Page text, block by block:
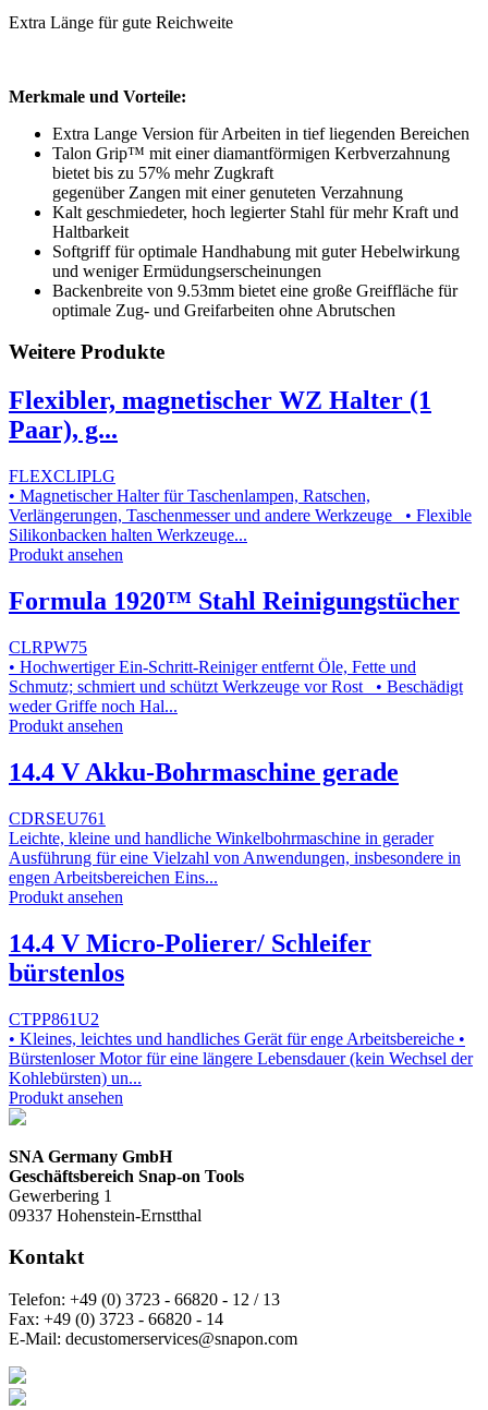
Extra Länge für gute Reichweite
Merkmale und Vorteile:
Extra Lange Version für Arbeiten in tief liegenden Bereichen
Talon Grip™ mit einer diamantförmigen Kerbverzahnung
bietet bis zu 57% mehr Zugkraft
gegenüber Zangen mit einer genuteten Verzahnung
Kalt geschmiedeter, hoch legierter Stahl für mehr Kraft und
Haltbarkeit
Softgriff für optimale Handhabung mit guter Hebelwirkung
und weniger Ermüdungserscheinungen
Backenbreite von 9.53mm bietet eine große Greiffläche für
optimale Zug- und Greifarbeiten ohne Abrutschen
Weitere Produkte
Flexibler, magnetischer WZ Halter (1
Paar), g...
FLEXCLIPLG
• Magnetischer Halter für Taschenlampen, Ratschen,
Verlängerungen, Taschenmesser und andere Werkzeuge • Flexible
Silikonbacken halten Werkzeuge...
Produkt ansehen
Formula 1920™ Stahl Reinigungstücher
CLRPW75
• Hochwertiger Ein-Schritt-Reiniger entfernt Öle, Fette und
Schmutz; schmiert und schützt Werkzeuge vor Rost • Beschädigt
weder Griffe noch Hal...
Produkt ansehen
14.4 V Akku-Bohrmaschine gerade
CDRSEU761
Leichte, kleine und handliche Winkelbohrmaschine in gerader
Ausführung für eine Vielzahl von Anwendungen, insbesondere in
engen Arbeitsbereichen Eins...
Produkt ansehen
14.4 V Micro-Polierer/ Schleifer
bürstenlos
CTPP861U2
• Kleines, leichtes und handliches Gerät für enge Arbeitsbereiche •
Bürstenloser Motor für eine längere Lebensdauer (kein Wechsel der
Kohlebürsten) un...
Produkt ansehen
SNA Germany GmbH
Geschäftsbereich Snap-on Tools
Gewerbering 1
09337 Hohenstein-Ernstthal
Kontakt
Telefon: +49 (0) 3723 - 66820 - 12 / 13
Fax: +49 (0) 3723 - 66820 - 14
E-Mail: decustomerservices@snapon.com